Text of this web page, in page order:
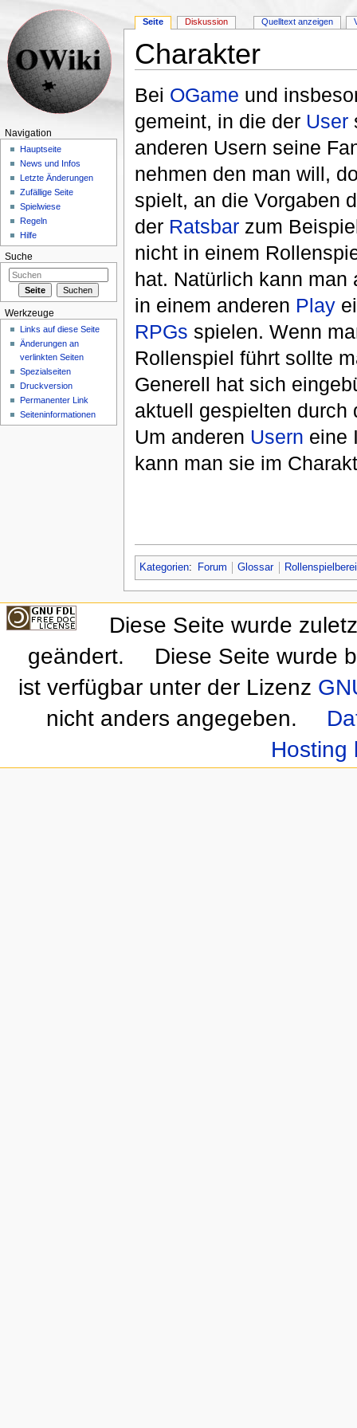
Charakter
Bei OGame und
gemeint, in die der User
anderen Usern seine
nehmen den man will,
spielt, an die Vorgaben
der Ratsbarzum
nicht in einem
hat. Natürlich kann man
in einem anderen Play
RPGs spielen. Wenn
Rollenspiel führt sollte
Generell hat sich
aktuell gespielten durch
Um anderen Usern eine
kann man sie im
Kategorien: Forum Glossar
Seite Diskussion Quelltext anzeigen
Navigation
Hauptseite
News und Infos
Letzte Änderungen
Zufällige Seite
Spielwiese
Regeln
Hilfe
Suche
Werkzeuge
Links auf diese Seite
Änderungen an
verlinkten Seiten
Spezialseiten
Druckversion
Permanenter Link
Seiteninformationen
Diese Seite wurde
geändert.
Diese Seite wurde
ist verfügbar unter der Lizenz
nicht anders angegeben.
Hosting